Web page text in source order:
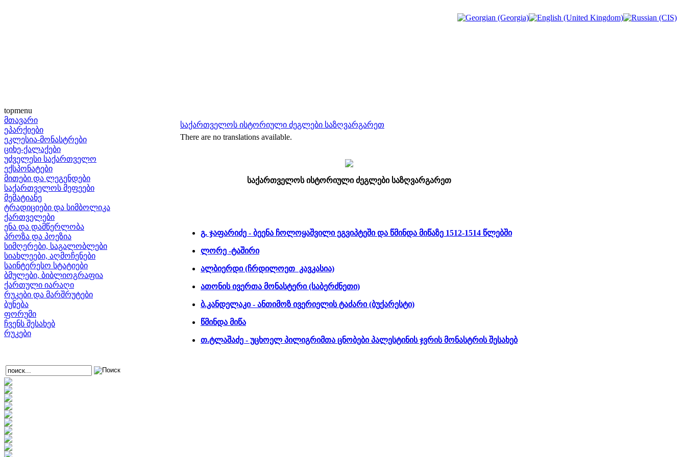
topmenu
მთავარი
ეპარქიები
ეკლესია-მონასტრები
ციხე-ქალაქები
უძველესი საქართველო
ექსპონატები
მითები და ლეგენდები
საქართველოს მეფეები
მემატიანე
ტრადიციები და სიმბოლიკა
ქართველები
ენა და დამწერლობა
პროზა და პოეზია
სიმღერები, საგალობლები
სიახლეები, აღმოჩენები
საინტერესო სტატიები
ბმულები, ბიბლიოგრაფია
ქართული იარაღი
რუკები და მარშრუტები
ბუნება
ფორუმი
ჩვენს შესახებ
რუკები
საქართველოს ისტორიული ძეგლები საზღვარგარეთ
There are no translations available.
საქართველოს ისტორიული ძეგლები საზღვარგარეთ
გ. ჯაფარიძე - ბეენა ჩოლოყაშვილი ეგვიპტეში და წმინდა მიწაზე 1512-1514 წლებში
ლორე -ტაშირი
ალბიერდი (ჩრდილოეთ კავკასია)
ათონის ივერთა მონასტერი (საბერძნეთი)
ბ.კანდელაკი - ანთიმოზ ივერიელის ტაძარი (ბუქარესტი)
წმინდა მიწა
თ.ტლაშაძე - უცხოელ პილიგრიმთა ცნობები პალესტინის ჯვრის მონასტრის შესახებ